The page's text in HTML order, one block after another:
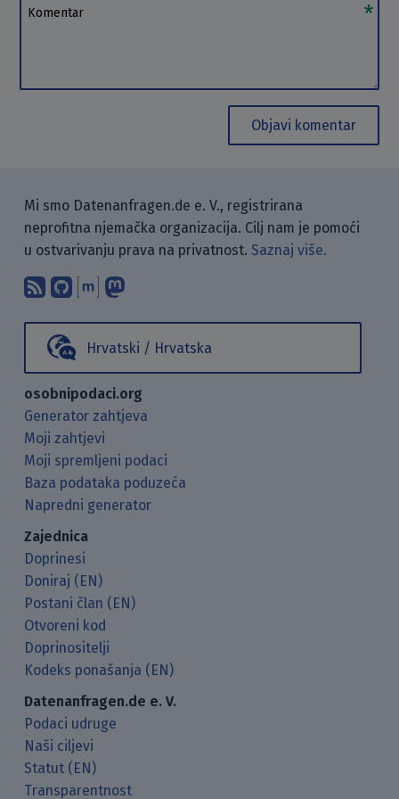
Komentar
Objavi komentar
Mi smo Datenanfragen.de e. V., registrirana
neprofitna njemačka organizacija. Cilj nam je pomoći
u ostvarivanju prava na privatnost. Saznaj više.
Pretplati se na naš blog koristeći
Pronađi nas na GitHubu.
Raspravljaj s nama putem
Hrvatski / Hrvatska
osobnipodaci.org
Generator zahtjeva
Moji zahtjevi
Moji spremljeni podaci
Baza podataka poduzeća
Napredni generator
Zajednica
Doprinesi
Doniraj (EN)
Postani član (EN)
Otvoreni kod
Doprinositelji
Kodeks ponašanja (EN)
Datenanfragen.de e. V.
Podaci udruge
Naši ciljevi
Statut (EN)
Transparentnost